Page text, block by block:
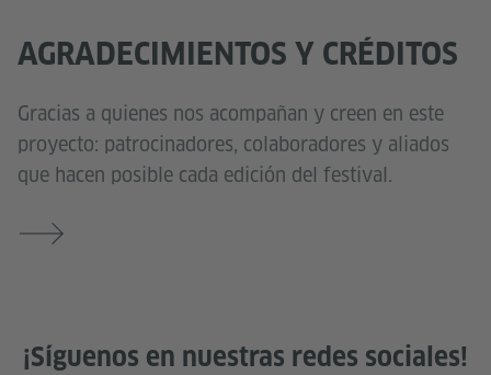
AGRADECIMIENTOS Y CRÉDITOS
Gracias a quienes nos acompañan y creen en este
proyecto: patrocinadores, colaboradores y aliados
que hacen posible cada edición del festival.
¡Síguenos en nuestras redes sociales!